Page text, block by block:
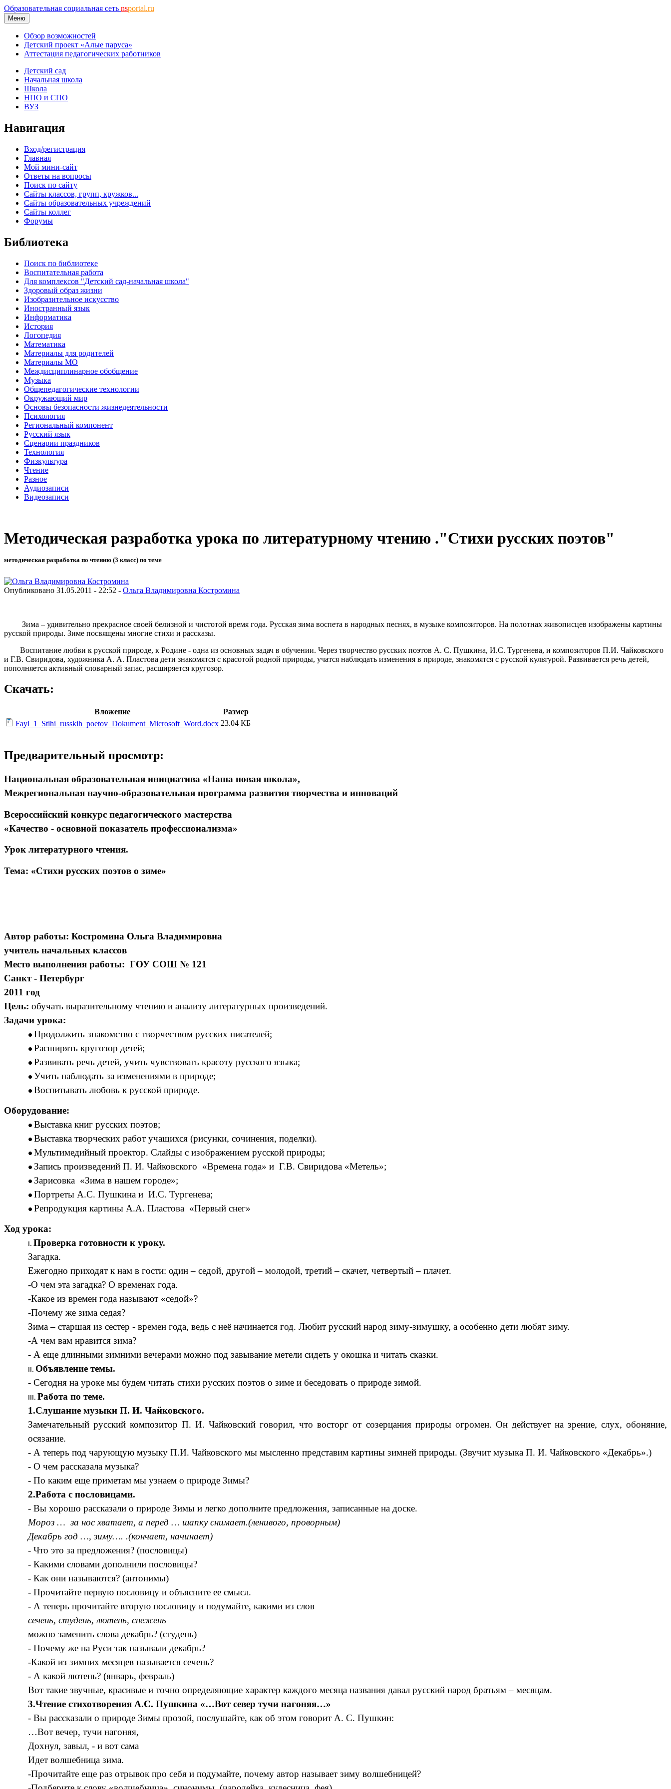
Образовательная социальная сеть nsportal.ru
Меню
Обзор возможностей
Детский проект «Алые паруса»
Аттестация педагогических работников
Детский сад
Начальная школа
Школа
НПО и СПО
ВУЗ
Навигация
Вход/регистрация
Главная
Мой мини-сайт
Ответы на вопросы
Поиск по сайту
Сайты классов, групп, кружков...
Сайты образовательных учреждений
Сайты коллег
Форумы
Библиотека
Поиск по библиотеке
Воспитательная работа
Для комплексов "Детский сад-начальная школа"
Здоровый образ жизни
Изобразительное искусство
Иностранный язык
Информатика
История
Логопедия
Математика
Материалы для родителей
Материалы МО
Междисциплинарное обобщение
Музыка
Общепедагогические технологии
Окружающий мир
Основы безопасности жизнедеятельности
Психология
Региональный компонент
Русский язык
Сценарии праздников
Технология
Физкультура
Чтение
Разное
Аудиозаписи
Видеозаписи
Методическая разработка урока по литературному чтению ."Стихи русских поэтов"
методическая разработка по чтению (3 класс) по теме
Опубликовано 31.05.2011 - 22:52 - Ольга Владимировна Костромина
Зима – удивительно прекрасное своей белизной и чистотой время года. Русская зима воспета в народных песнях, в музыке композиторов. На полотнах живописцев изображены картины
русской природы. Зиме посвящены многие стихи и рассказы.
Воспитание любви к русской природе, к Родине - одна из основных задач в обучении. Через творчество русских поэтов А. С. Пушкина, И.С. Тургенева, и композиторов П.И. Чайковского
и Г.В. Свиридова, художника А. А. Пластова дети знакомятся с красотой родной природы, учатся наблюдать изменения в природе, знакомятся с русской культурой. Развивается речь детей,
пополняется активный словарный запас, расширяется кругозор.
Скачать:
Вложение
Размер
Fayl_1_Stihi_russkih_poetov_Dokument_Microsoft_Word.docx 23.04 КБ
Предварительный просмотр:
Национальная образовательная инициатива «Наша новая школа»,
Межрегиональная научно-образовательная программа развития творчества и инноваций
Всероссийский конкурс педагогического мастерства
«Качество - основной показатель профессионализма»
Урок литературного чтения.
Тема: «Стихи русских поэтов о зиме»
Автор работы: Костромина Ольга Владимировна
учитель начальных классов
Место выполнения работы: ГОУ СОШ № 121
Санкт - Петербург
2011 год
Цель: обучать выразительному чтению и анализу литературных произведений.
Задачи урока:
Продолжить знакомство с творчеством русских писателей;
Расширять кругозор детей;
Развивать речь детей, учить чувствовать красоту русского языка;
Учить наблюдать за изменениями в природе;
Воспитывать любовь к русской природе.
Оборудование:
Выставка книг русских поэтов;
Выставка творческих работ учащихся (рисунки, сочинения, поделки).
Мультимедийный проектор. Слайды с изображением русской природы;
Запись произведений П. И. Чайковского «Времена года» и Г.В. Свиридова «Метель»;
Зарисовка «Зима в нашем городе»;
Портреты А.С. Пушкина и И.С. Тургенева;
Репродукция картины А.А. Пластова «Первый снег»
Ход урока:
Проверка готовности к уроку.
Загадка.
Ежегодно приходят к нам в гости: один – седой, другой – молодой, третий – скачет, четвертый – плачет.
-О чем эта загадка? О временах года.
-Какое из времен года называют «седой»?
-Почему же зима седая?
Зима – старшая из сестер - времен года, ведь с неё начинается год. Любит русский народ зиму-зимушку, а особенно дети любят зиму.
-А чем вам нравится зима?
- А еще длинными зимними вечерами можно под завывание метели сидеть у окошка и читать сказки.
Объявление темы.
- Сегодня на уроке мы будем читать стихи русских поэтов о зиме и беседовать о природе зимой.
Работа по теме.
1.Слушание музыки П. И. Чайковского.
Замечательный русский композитор П. И. Чайковский говорил, что восторг от созерцания природы огромен. Он действует на зрение, слух, обоняние,
осязание.
- А теперь под чарующую музыку П.И. Чайковского мы мысленно представим картины зимней природы. (Звучит музыка П. И. Чайковского «Декабрь».)
- О чем рассказала музыка?
- По каким еще приметам мы узнаем о природе Зимы?
2.Работа с пословицами.
- Вы хорошо рассказали о природе Зимы и легко дополните предложения, записанные на доске.
Мороз … за нос хватает, а перед … шапку снимает.(ленивого, проворным)
Декабрь год …, зиму…. .(кончает, начинает)
- Что это за предложения? (пословицы)
- Какими словами дополнили пословицы?
- Как они называются? (антонимы)
- Прочитайте первую пословицу и объясните ее смысл.
- А теперь прочитайте вторую пословицу и подумайте, какими из слов
сечень, студень, лютень, снежень
можно заменить слова декабрь? (студень)
- Почему же на Руси так называли декабрь?
-Какой из зимних месяцев называется сечень?
- А какой лютень? (январь, февраль)
Вот такие звучные, красивые и точно определяющие характер каждого месяца названия давал русский народ братьям – месяцам.
3.Чтение стихотворения А.С. Пушкина «…Вот север тучи нагоняя…»
- Вы рассказали о природе Зимы прозой, послушайте, как об этом говорит А. С. Пушкин:
…Вот вечер, тучи нагоняя,
Дохнул, завыл, - и вот сама
Идет волшебница зима.
-Прочитайте еще раз отрывок про себя и подумайте, почему автор называет зиму волшебницей?